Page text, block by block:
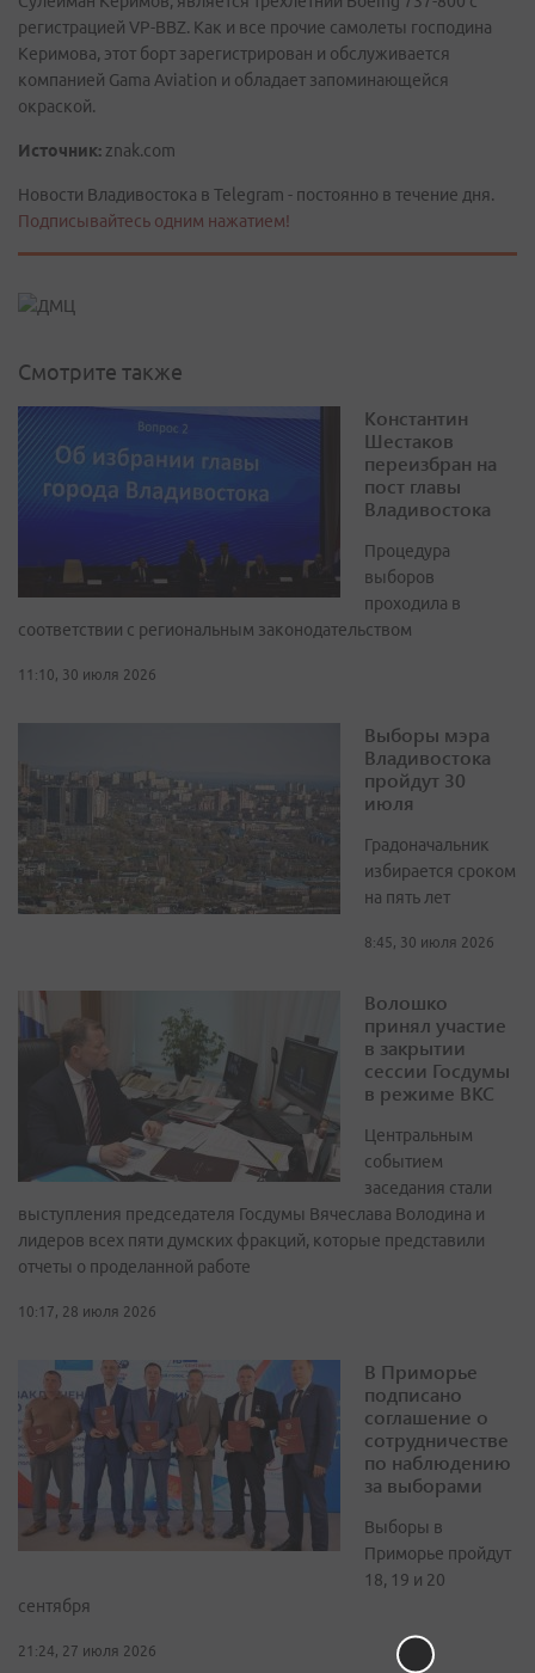
регистрацией VP-BBZ. Как и все прочие самолеты господина
Керимова, этот борт зарегистрирован и обслуживается
компанией Gama Aviation и обладает запоминающейся
окраской.
Источник: znak.com
Новости Владивостока в Telegram - постоянно в течение дня.
Подписывайтесь одним нажатием!
Смотрите также
Константин
Шестаков
переизбран на
пост главы
Владивостока
Процедура
выборов
проходила в
соответствии с региональным законодательством
11:10, 30 июля 2026
Выборы мэра
Владивостока
пройдут 30
июля
Градоначальник
избирается сроком
на пять лет
8:45, 30 июля 2026
Волошко
принял участие
в закрытии
сессии Госдумы
в режиме ВКС
Центральным
событием
заседания стали
выступления председателя Госдумы Вячеслава Володина и
лидеров всех пяти думских фракций, которые представили
отчеты о проделанной работе
10:17, 28 июля 2026
В Приморье
подписано
соглашение о
сотрудничестве
по наблюдению
за выборами
Выборы в
Приморье пройдут
18, 19 и 20
сентября
21:24, 27 июля 2026